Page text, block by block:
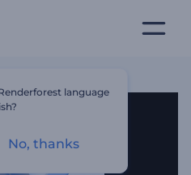
language
No, thanks